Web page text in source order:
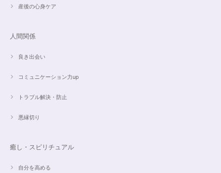
産後の心身ケア
人間関係
良き出会い
コミュニケーション力up
トラブル解決・防止
悪縁切り
癒し・スピリチュアル
自分を高める